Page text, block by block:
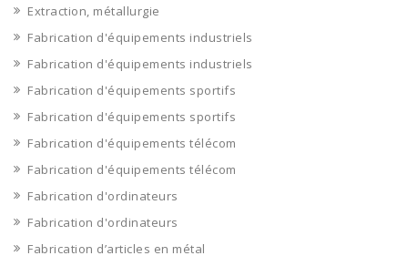
Extraction, métallurgie
Fabrication d'équipements industriels
Fabrication d'équipements industriels
Fabrication d'équipements sportifs
Fabrication d'équipements sportifs
Fabrication d'équipements télécom
Fabrication d'équipements télécom
Fabrication d'ordinateurs
Fabrication d'ordinateurs
Fabrication d’articles en métal